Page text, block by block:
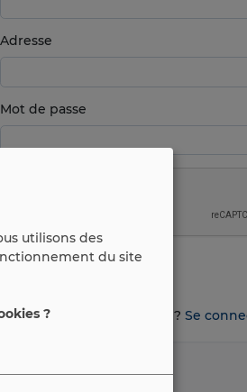
Adresse
Mot de passe
Vous avez déjà un compte ? Se
utilisons des
du site
?